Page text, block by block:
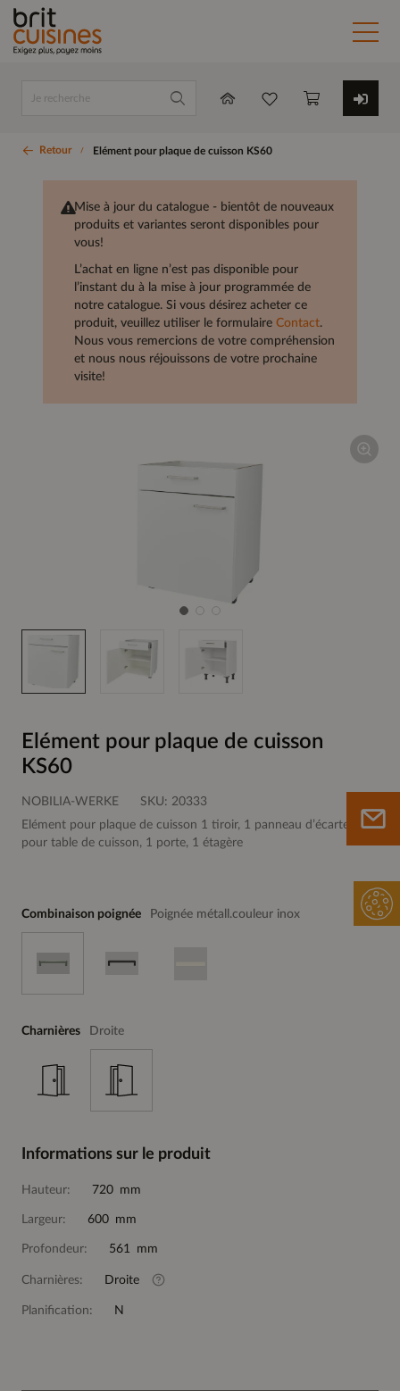
Retour Elément pour plaque de cuisson KS60
Mise à jour du catalogue - bientôt de nouveaux
produits et variantes seront disponibles pour
vous!
L’achat en ligne n’est pas disponible pour
l’instant du à la mise à jour programmée de
notre catalogue. Si vous désirez acheter ce
produit, veuillez utiliser le formulaire Contact.
Nous vous remercions de votre compréhension
et nous nous réjouissons de votre prochaine
visite!
Elément pour plaque de cuisson
KS60
NOBILIA-WERKE SKU: 20333
Elément pour plaque de cuisson 1 tiroir, 1 panneau d’écartement
pour table de cuisson, 1 porte, 1 étagère
Combinaison poignée Poignée métall.couleur inox
Charnières Droite
Informations sur le produit
Hauteur: 720 mm
Largeur: 600 mm
Profondeur: 561 mm
Charnières: Droite
Planification: N